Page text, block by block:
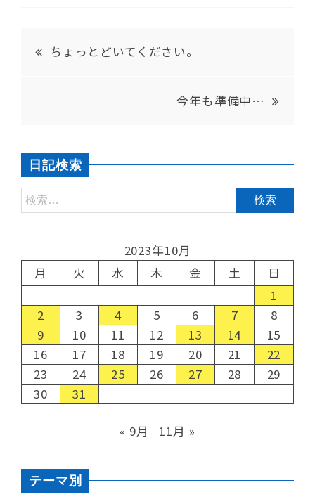
ちょっとどいてください。
今年も準備中…
日記検索
2023年10月
月
火 水 木 金 土
日
1
2
3 4 5 6 7
8
9
10 11 12 13 14
15
16
17 18 19 20 21
22
23
24 25 26 27 28
29
30
31
« 9月 11月 »
テーマ別